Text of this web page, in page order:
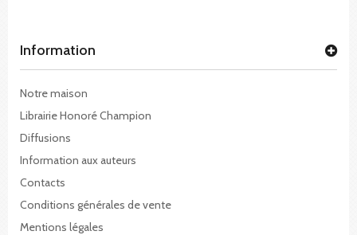
Information
Notre maison
Librairie Honoré Champion
Diffusions
Information aux auteurs
Contacts
Conditions générales de vente
Mentions légales